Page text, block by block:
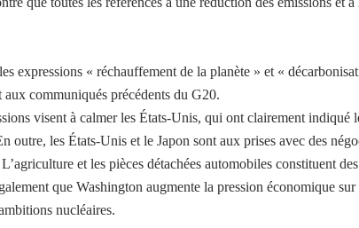
expressions « réchauffement de la planète » et «
communiqués précédents du G20.
visent à calmer les États-Unis, qui ont clairement indiqué
outre, les États-Unis et le Japon sont aux prises avec des
et les pièces détachées automobiles constituent
que Washington augmente la pression économique
nucléaires.